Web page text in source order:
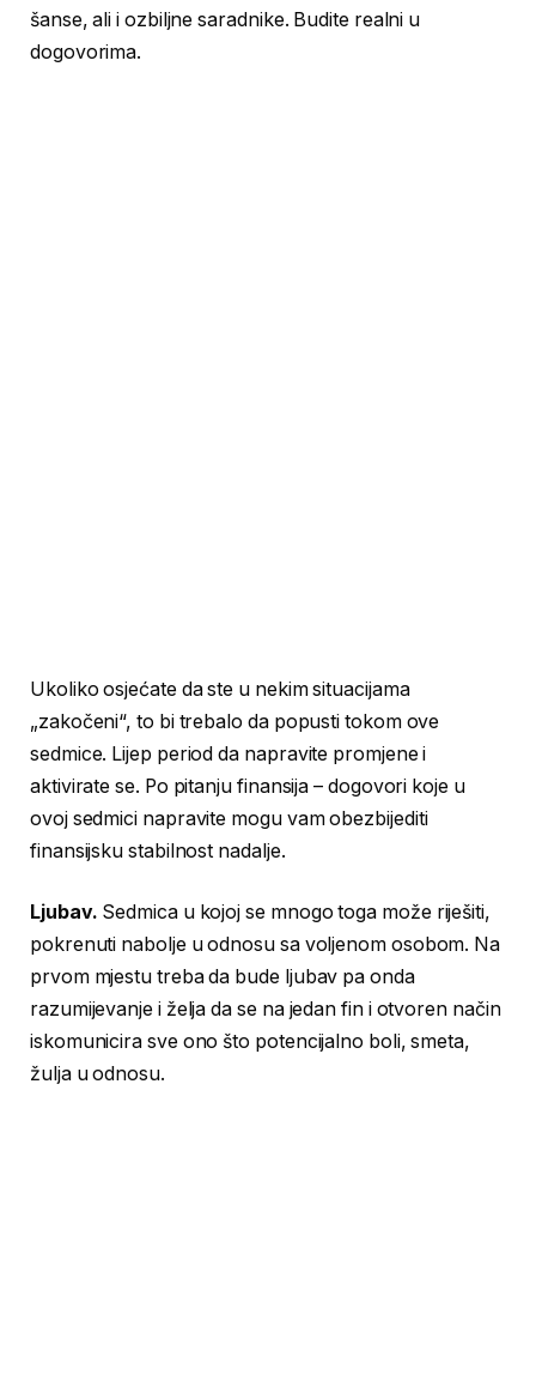
šanse, ali i ozbiljne saradnike. Budite realni u
dogovorima.
Ukoliko osjećate da ste u nekim situacijama
„zakočeni“, to bi trebalo da popusti tokom ove
sedmice. Lijep period da napravite promjene i
aktivirate se. Po pitanju finansija – dogovori koje u
ovoj sedmici napravite mogu vam obezbijediti
finansijsku stabilnost nadalje.
Ljubav. Sedmica u kojoj se mnogo toga može riješiti,
pokrenuti nabolje u odnosu sa voljenom osobom. Na
prvom mjestu treba da bude ljubav pa onda
razumijevanje i želja da se na jedan fin i otvoren način
iskomunicira sve ono što potencijalno boli, smeta,
žulja u odnosu.